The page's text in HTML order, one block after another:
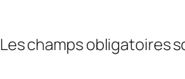
Les champs obligatoires